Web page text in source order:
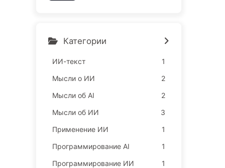
м, цифровые империи бе
ше время сосредоточенн
м ИИ166
Категории
ИИ-текст
1
Мысли о ИИ
2
Мысли об AI
2
Мысли об ИИ
3
Применение ИИ
1
Программирование AI
1
Программирование ИИ
1